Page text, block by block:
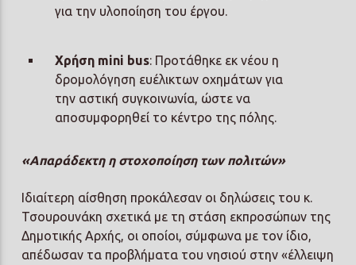
για την υλοποίηση του έργου.
Χρήση mini bus: Προτάθηκε εκ νέου η
δρομολόγηση ευέλικτων οχημάτων για
την αστική συγκοινωνία, ώστε να
αποσυμφορηθεί το κέντρο της πόλης.
«Απαράδεκτη η στοχοποίηση των πολιτών»
Ιδιαίτερη αίσθηση προκάλεσαν οι δηλώσεις του κ.
Τσουρουνάκη σχετικά με τη στάση εκπροσώπων της
Δημοτικής Αρχής, οι οποίοι, σύμφωνα με τον ίδιο,
απέδωσαν τα προβλήματα του νησιού στην «έλλειψη